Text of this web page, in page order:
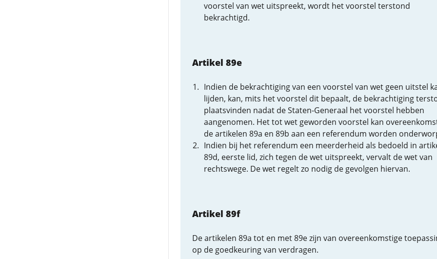
voorstel van wet uitspreekt, wordt het voorstel terstond
bekrachtigd.
Artikel 89e
Indien de bekrachtiging van een voorstel van wet geen uitstel
lijden, kan, mits het voorstel dit bepaalt, de bekrachtiging
plaatsvinden nadat de Staten-Generaal het voorstel hebben
aangenomen. Het tot wet geworden voorstel kan
de artikelen 89a en 89b aan een referendum worden
Indien bij het referendum een meerderheid als bedoeld in
89d, eerste lid, zich tegen de wet uitspreekt, vervalt de wet van
rechtswege. De wet regelt zo nodig de gevolgen hiervan.
Artikel 89f
De artikelen 89a tot en met 89e zijn van overeenkomstige
op de goedkeuring van verdragen.